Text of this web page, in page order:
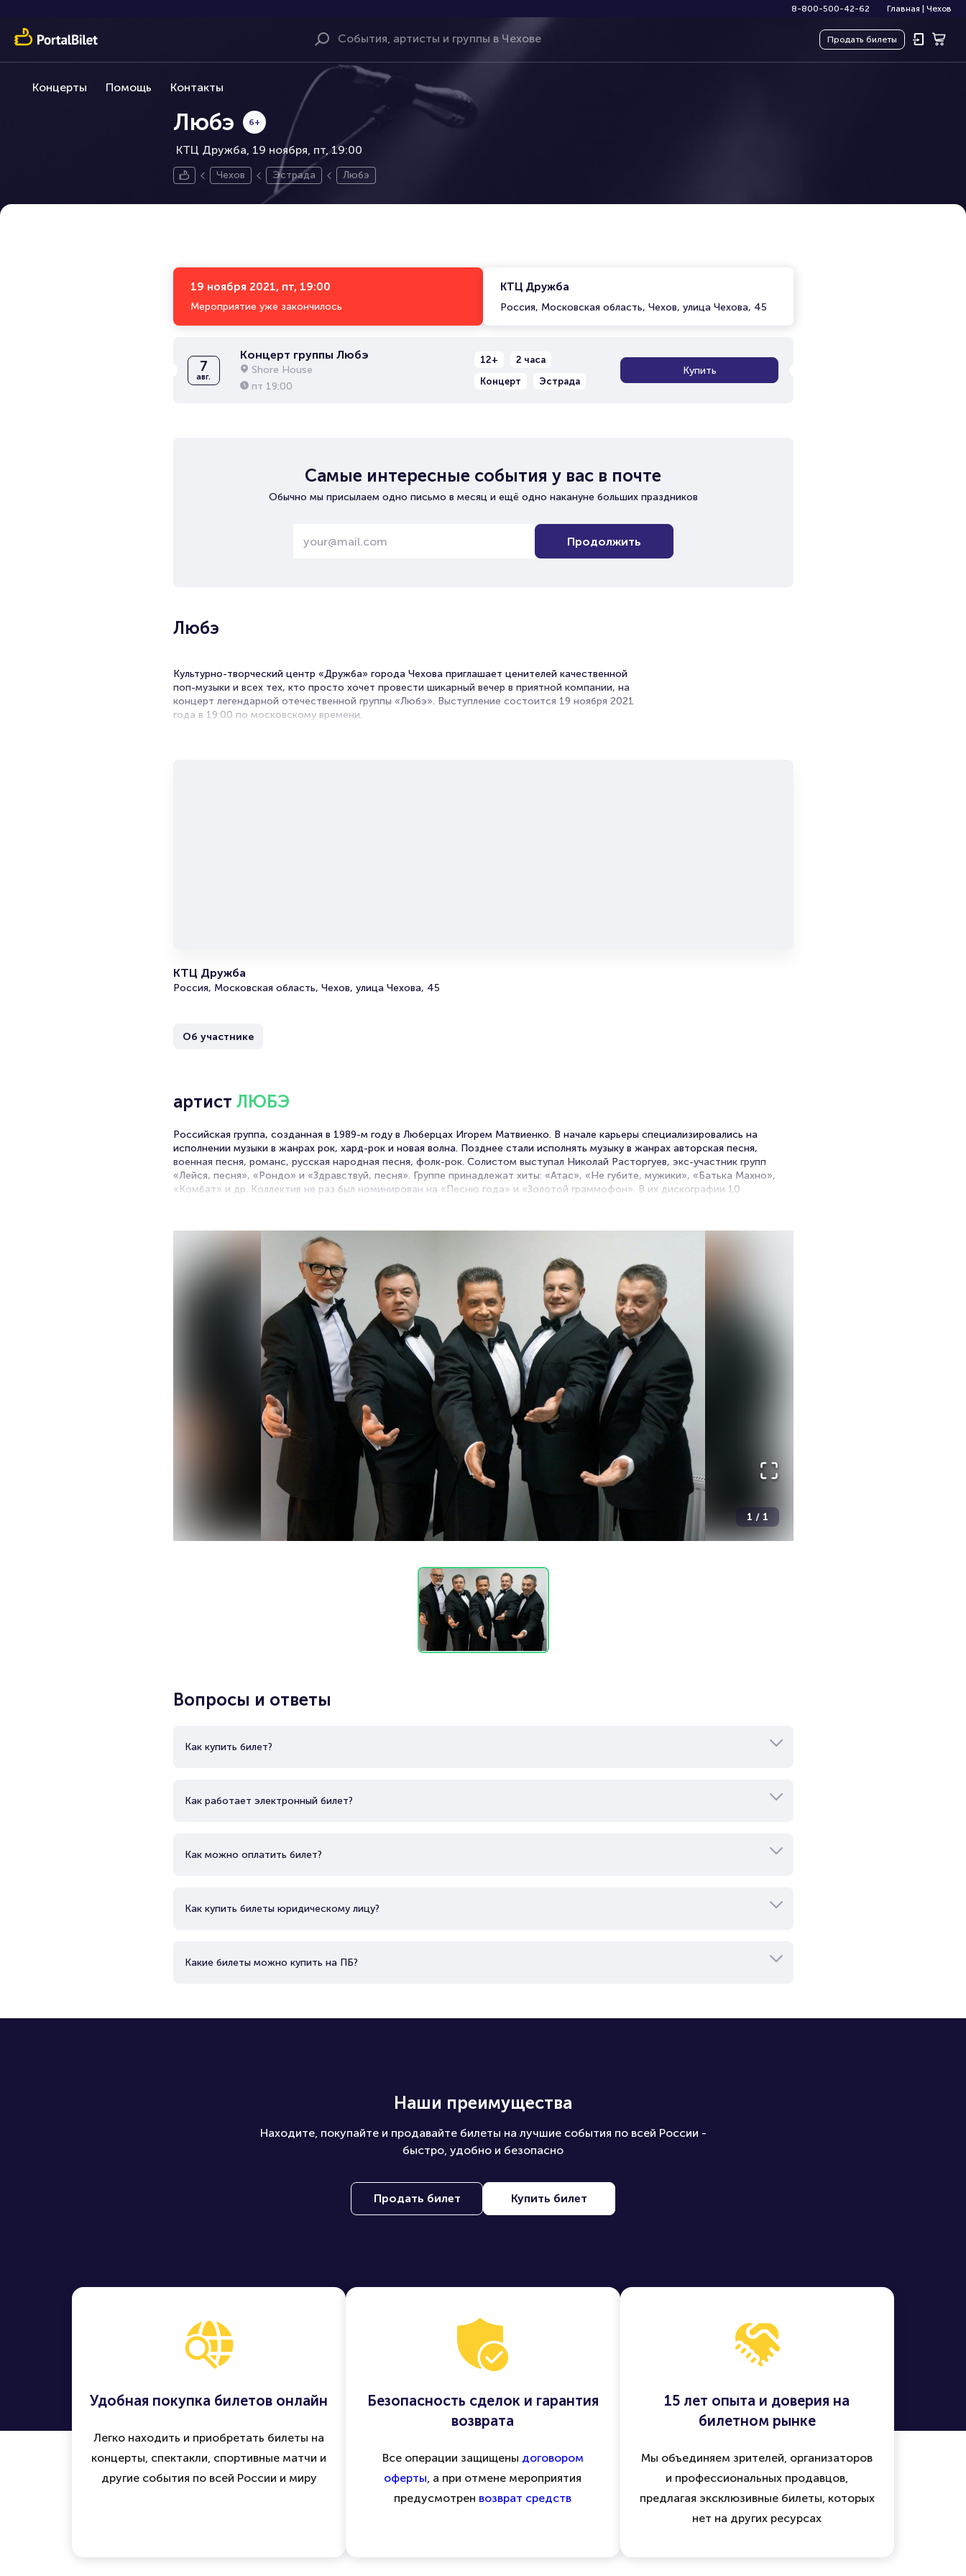
8-800-500-42-62 Главная Чехов
Продать билеты
Концерты Помощь Контакты
Любэ
КТЦ Дружба, 19 ноября,
6+
пт, 19:00
Чехов Эстрада Любэ
19 ноября 2021, пт, 19:00
Мероприятие уже закончилось
КТЦ Дружба
Россия, Московская область, Чехов, улица Чехова, 45
7
авг.
Концерт группы Любэ
Shore House
пт 19:00
12+
2 часа
Концерт
Эстрада
Купить
Самые интересные события у вас в почте
Обычно мы присылаем одно письмо в месяц и ещё одно накануне больших праздников
Продолжить
Любэ
Культурно-творческий центр «Дружба» города Чехова приглашает ценителей качественной
поп-музыки и всех тех, кто просто хочет провести шикарный вечер в приятной компании, на
концерт легендарной отечественной группы «Любэ». Выступление состоится 19 ноября 2021
года в 19:00 по московскому времени.
КТЦ Дружба
Россия, Московская область, Чехов, улица Чехова, 45
Об участнике
артист ЛЮБЭ
Российская группа, созданная в 1989-м году в Люберцах Игорем Матвиенко. В начале карьеры специализировались на
исполнении музыки в жанрах рок, хард-рок и новая волна. Позднее стали исполнять музыку в жанрах авторская песня,
военная песня, романс, русская народная песня, фолк-рок. Солистом выступал Николай Расторгуев, экс-участник групп
«Лейся, песня», «Рондо» и «Здравствуй, песня». Группе принадлежат хиты: «Атас», «Не губите, мужики», «Батька Махно»,
«Комбат» и др. Коллектив не раз был номинирован на «Песню года» и «Золотой граммофон». В их дискографии 10
1 / 1
Вопросы и ответы
Как купить билет?
Как работает электронный билет?
Как можно оплатить билет?
Как купить билеты юридическому лицу?
Какие билеты можно купить на ПБ?
Наши преимущества
Находите, покупайте и продавайте билеты на лучшие события по всей России -
быстро, удобно и безопасно
Продать билет Купить билет
Удобная покупка билетов онлайн
Легко находить и приобретать билеты на
концерты, спектакли, спортивные матчи и
другие события по всей России и миру
Безопасность сделок и гарантия
возврата
Все операции защищены договором
оферты , а при отмене мероприятия
предусмотрен возврат средств
15 лет опыта и доверия на
билетном рынке
Мы объединяем зрителей, организаторов
и профессиональных продавцов,
предлагая эксклюзивные билеты, которых
нет на других ресурсах